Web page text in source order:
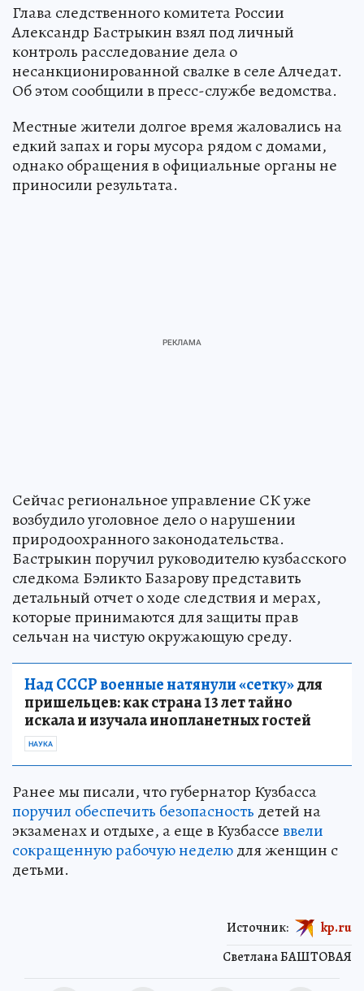
Глава следственного комитета России
Александр Бастрыкин взял под личный
контроль расследование дела о
несанкционированной свалке в селе Алчедат.
Об этом сообщили в пресс-службе ведомства.
Местные жители долгое время жаловались на
едкий запах и горы мусора рядом с домами,
однако обращения в официальные органы не
приносили результата.
Сейчас региональное управление СК уже
возбудило уголовное дело о нарушении
природоохранного законодательства.
Бастрыкин поручил руководителю кузбасского
следкома Бэликто Базарову представить
детальный отчет о ходе следствия и мерах,
которые принимаются для защиты прав
сельчан на чистую окружающую среду.
Над СССР военные натянули «сетку»для
пришельцев: как страна 13 лет тайно
искала и изучала инопланетных гостей
НАУКА
Ранее мы писали, что губернатор Кузбасса
поручил обеспечить безопасность детей на
экзаменах и отдыхе, а еще в Кузбассеввели
сокращенную рабочую неделюдля женщин с
детьми.
Светлана БАШТОВАЯ
Источник: kp.ru